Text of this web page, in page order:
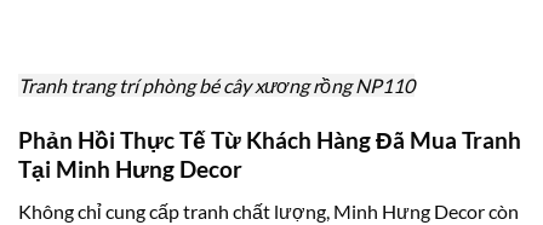
Tranh trang trí phòng bé cây xương rồng NP110
Phản Hồi Thực Tế Từ Khách Hàng Đã Mua Tranh
Tại Minh Hưng Decor
Không chỉ cung cấp tranh chất lượng, Minh Hưng Decor còn